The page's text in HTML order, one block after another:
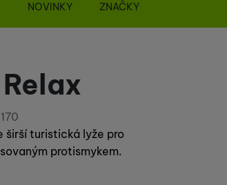
NOVINKY ZNAČKY
širší turistická lyže pro
protismykem.